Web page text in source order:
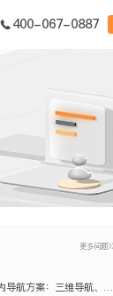
400-067-0887
更多问题
常见的室内导航方案：三维导航、AI导航、AR导航及VR导航